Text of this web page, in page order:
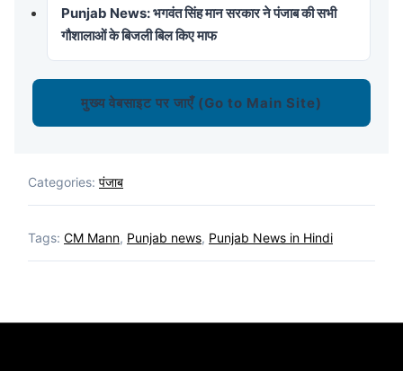
Punjab News: भगवंत सिंह मान सरकार ने पंजाब की सभी
गौशालाओं के बिजली बिल किए माफ
मुख्य वेबसाइट पर जाएँ (Go to Main Site)
Categories: पंजाब
Tags: CM Mann, Punjab news, Punjab News in Hindi